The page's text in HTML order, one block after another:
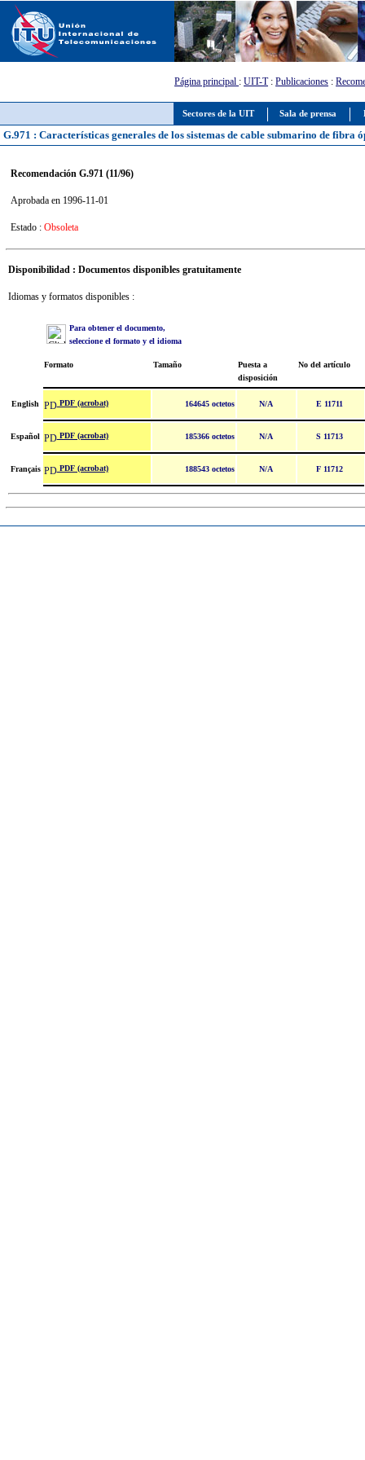
Sectores de la UIT Sala de prensa
Página principal : UIT-T: Publicaciones :
G.971 : Características generales de los sistemas de cable submarino de fibra
Recomendación G.971 (11/96)
Aprobada en 1996-11-01
Estado : Obsoleta
Disponibilidad : Documentos disponibles gratuitamente
Idiomas y formatos disponibles :
Para obtener el documento,
seleccione el formato y el idioma
Formato Tamaño
Puesta a
disposición
No del artículo
English PDF (acrobat) 164645 octetos N/A E 11711
Español PDF (acrobat) 185366 octetos N/A S 11713
Français PDF (acrobat) 188543 octetos N/A F 11712